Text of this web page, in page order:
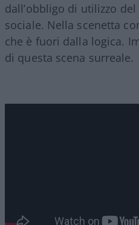
dall’obbligo di utilizzo del
sociale. Nella scenetta
che è fuori dalla logica.
di questa scena surreale.